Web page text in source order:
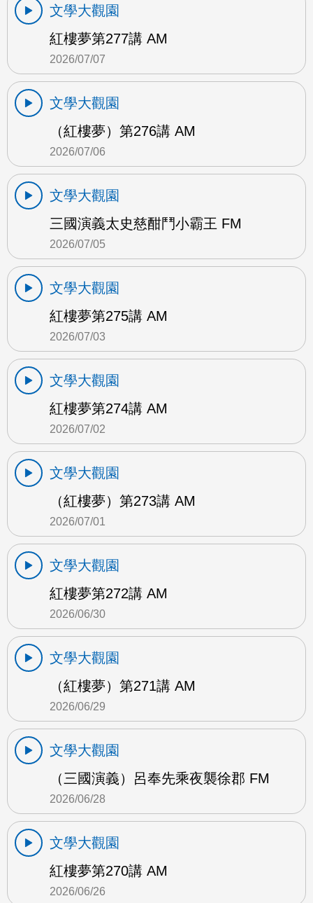
文學大觀園
紅樓夢第277講 AM
2026/07/07
文學大觀園
（紅樓夢）第276講 AM
2026/07/06
文學大觀園
三國演義太史慈酣鬥小霸王 FM
2026/07/05
文學大觀園
紅樓夢第275講 AM
2026/07/03
文學大觀園
紅樓夢第274講 AM
2026/07/02
文學大觀園
（紅樓夢）第273講 AM
2026/07/01
文學大觀園
紅樓夢第272講 AM
2026/06/30
文學大觀園
（紅樓夢）第271講 AM
2026/06/29
文學大觀園
（三國演義）呂奉先乘夜襲徐郡 FM
2026/06/28
文學大觀園
紅樓夢第270講 AM
2026/06/26